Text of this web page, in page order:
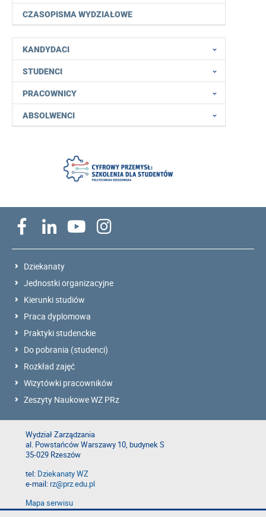
CZASOPISMA WYDZIAŁOWE
KANDYDACI
STUDENCI
PRACOWNICY
ABSOLWENCI
Dziekanaty
Jednostki organizacyjne
Kierunki studiów
Praca dyplomowa
Praktyki studenckie
Do pobrania (studenci)
Rozkład zajęć
Wizytówki pracowników
Zeszyty Naukowe WZ PRz
Wydział Zarządzania
al. Powstańców Warszawy 10, budynek S
35-029 Rzeszów
tel: Dziekanaty WZ
e-mail:rz@prz.edu.pl
Mapa serwisu
Deklaracja dostępności